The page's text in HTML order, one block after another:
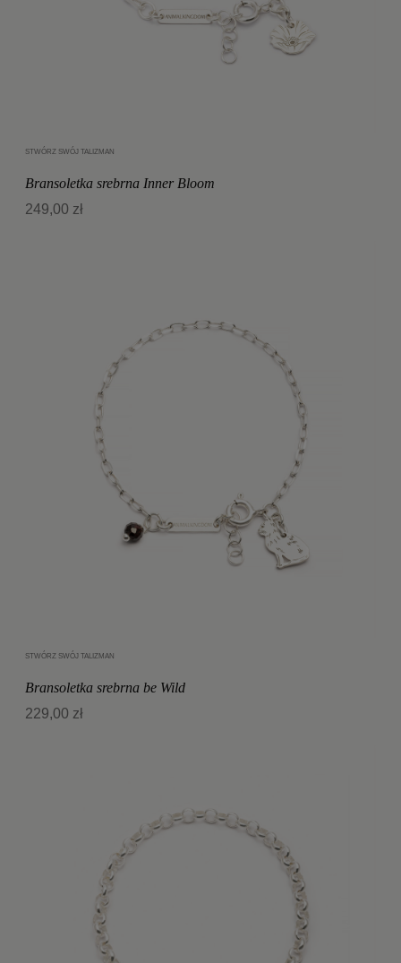
STWÓRZ SWÓJ TALIZMAN
Bransoletka srebrna Inner Bloom
249,00 zł
STWÓRZ SWÓJ TALIZMAN
Bransoletka srebrna be Wild
229,00 zł